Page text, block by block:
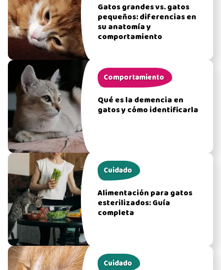
Gatos grandes vs. gatos
pequeños: diferencias en
su anatomía y
comportamiento
Comportamiento
Qué es la demencia en
gatos y cómo identificarla
Cuidado
Alimentación para gatos
esterilizados: Guía
completa
Cuidado